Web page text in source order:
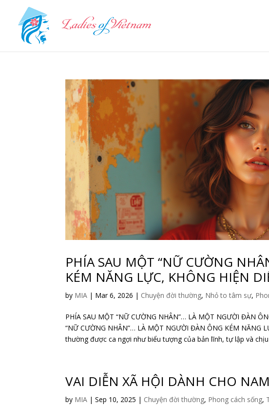
PHÍA SAU MỘT “NỮ CƯỜNG
KÉM NĂNG LỰC, KHÔNG HIỆN
by MIA | Mar 6, 2026 | Chuyện đời thường, Nhỏ to tâm sự,
PHÍA SAU MỘT “NỮ CƯỜNG NHÂN”… LÀ MỘT NGƯỜI ĐÀN
“NỮ CƯỜNG NHÂN”… LÀ MỘT NGƯỜI ĐÀN ÔNG KÉM NĂNG
thường được ca ngợi như biểu tượng của bản lĩnh, tự lập và chịu
VAI DIỄN XÃ HỘI DÀNH CHO
by MIA |Sep 10, 2025 | Chuyện đời thường, Phong cách sống,